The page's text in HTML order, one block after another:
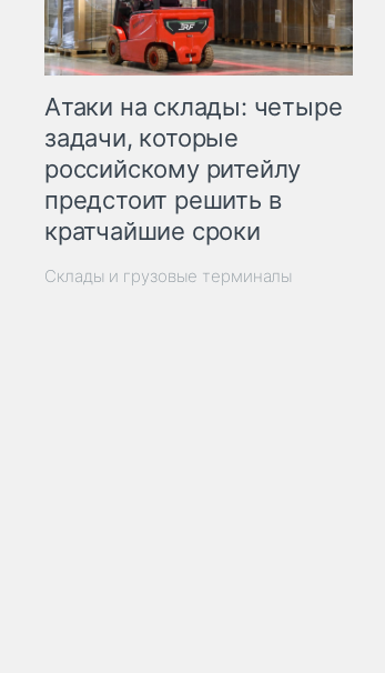
Атаки на склады: четыре
задачи, которые
российскому ритейлу
предстоит решить в
кратчайшие сроки
Склады и грузовые терминалы